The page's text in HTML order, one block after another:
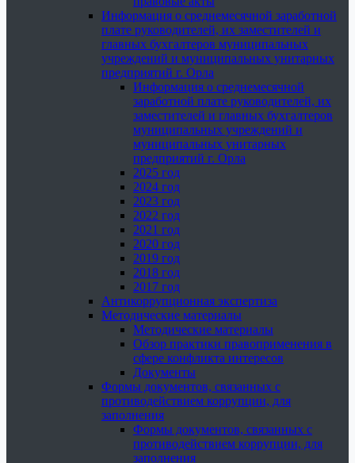
Информация о среднемесячной заработной
плате руководителей, их заместителей и
главных бухгалтеров муниципальных
учреждений и муниципальных унитарных
предприятий г. Орла
Информация о среднемесячной
заработной плате руководителей, их
заместителей и главных бухгалтеров
муниципальных учреждений и
муниципальных унитарных
предприятий г. Орла
2025 год
2024 год
2023 год
2022 год
2021 год
2020 год
2019 год
2018 год
2017 год
Антикоррупционная экспертиза
Методические материалы
Методические материалы
Обзор практики правоприменения в
сфере конфликта интересов
Документы
Формы документов, связанных с
противодействием коррупции, для
заполнения
Формы документов, связанных с
противодействием коррупции, для
заполнения